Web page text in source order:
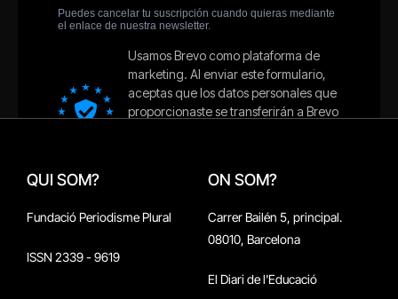
QUI SOM?
Fundació Periodisme Plural
ISSN 2339 - 9619
ON SOM?
Carrer Bailén 5, principal.
08010, Barcelona
El Diari de l'Educació